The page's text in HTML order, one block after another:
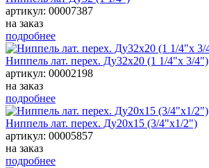
артикул: 00007387
на заказ
подробнее
Ниппель лат. перех. Ду32х20 (1 1/4"х 3/4")
артикул: 00002198
на заказ
подробнее
Ниппель лат. перех. Ду20х15 (3/4"х1/2")
артикул: 00005857
на заказ
подробнее